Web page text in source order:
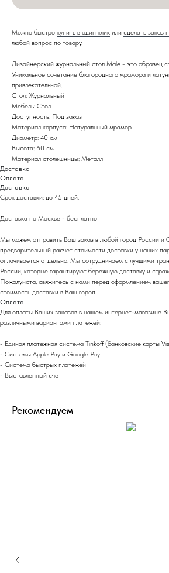
Можно быстро купить в один клик или сделать заказ
любой вопрос по товару.
Дизайнерский журнальный стол Male - это образец
Уникальное сочетание благородного мрамора и
привлекательной.
Стол: Журнальный
Мебель: Стол
Доступность: Под заказ
Материал корпуса: Натуральный мрамор
Диаметр: 40 см
Высота: 60 см
Материал столешницы: Металл
Доставка
Оплата
Доставка
Срок доставки: до 45 дней.
Доставка по Москве - бесплатно!
Мы можем отправить Ваш заказ в любой город России и
предварительный расчет стоимости доставки у наших
оплачивается отдельно. Мы сотрудничаем с лучшими
России, которые гарантируют бережную доставку и
Пожалуйста, свяжитесь с нами перед оформлением
стоимость доставки в Ваш город.
Оплата
Для оплаты Ваших заказов в нашем интернет-магазине
различными вариантами платежей:
- Eдиная платежная система Tinkoff (банковские карты
- Системы Apple Pay и Google Pay
- Система быстрых платежей
- Выставленный счет
Рекомендуем